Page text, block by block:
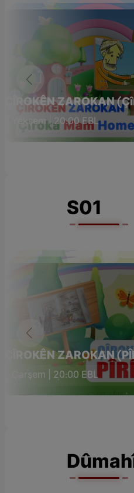
ÇÎROKÊN ZAROKAN
Yêkşem | 20:00 EBL
S01
ÇÎROKÊN ZAROKAN
Çarşem | 20:00 EBL